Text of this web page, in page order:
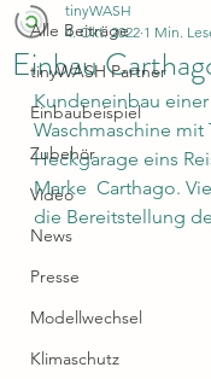
Alle Beiträge
tinyWASH Partner
Einbaubeispiel
Zubehör
Video
News
Presse
Modellwechsel
Klimaschutz
Einbau
tinyWASH
4. Okt. 2022 1 Min.
Kundeneinbau einer
Waschmaschine mit
Heckgarage eins
Marke  Carthago.
die Bereitstellung